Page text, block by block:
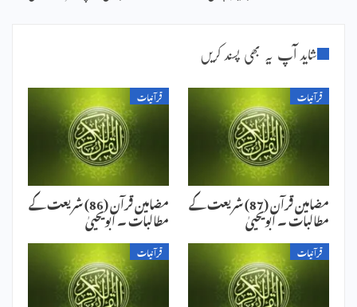
شاید آپ یہ بھی پسند کریں
قرآنیات
مضامین قرآن (87) شریعت کے
مطالبات ۔ ابویحییٰ
قرآنیات
مضامین قرآن (86) شریعت کے
مطالبات ۔ ابویحییٰ
قرآنیات قرآنیات